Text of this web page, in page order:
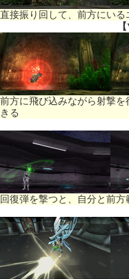
直接振り回して、前方にい
前方に飛び込みながら射撃
きる
回復弾を撃つと、自分と前